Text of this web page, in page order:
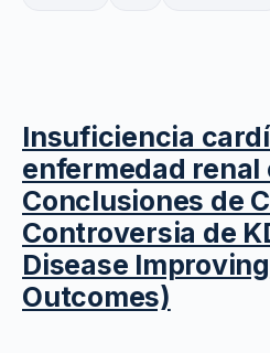
Insuficiencia
enfermedad renal
Conclusiones de
Controversia de
Disease
Outcomes)